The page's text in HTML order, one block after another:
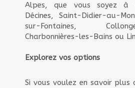
Alpes, que vous soyez à
Décines, Saint-Didier-au-
sur-Fontaines,
Charbonnières-les-Bains ou
Explorez vos options
Si vous voulez en savoir plus